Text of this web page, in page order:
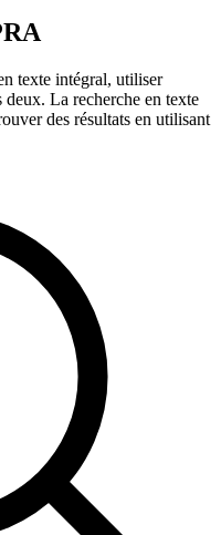
texte intégral, utiliser
La recherche en texte
des résultats en utilisant